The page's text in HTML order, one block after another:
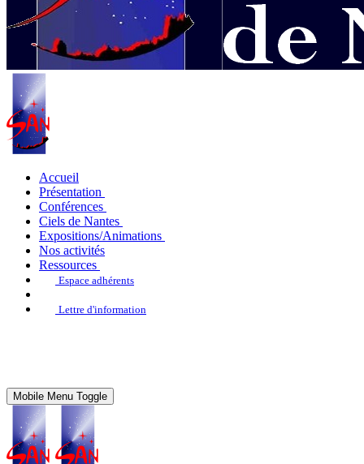
Accueil
Présentation
Conférences
Ciels de Nantes
Expositions/Animations
Nos activités
Ressources
Espace adhérents
Lettre d'information
Mobile Menu Toggle